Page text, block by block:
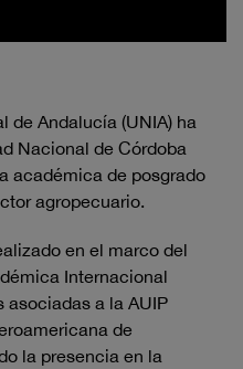
de Andalucía (UNIA) ha
Nacional de Córdoba
académica de posgrado
agropecuario.
en el marco del
Internacional
a la AUIP
de
la presencia en la